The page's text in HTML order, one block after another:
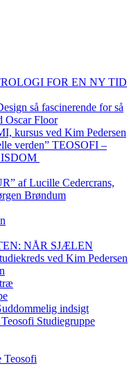
FOR EN NY TID
så fascinerende for så
Oscar Floor
kursus ved Kim Pedersen
verden” TEOSOFI –
af Lucille Cedercrans,
Brøndum
NÅR SJÆLEN
ved Kim Pedersen
indsigt
Studiegruppe
Teosofi